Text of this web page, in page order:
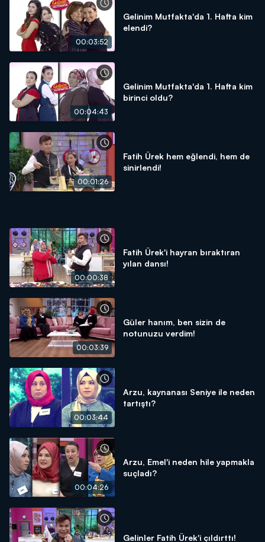
00:03:52
Gelinim Mutfakta'da 1. Hafta kim
elendi?
00:04:43
Gelinim Mutfakta'da 1. Hafta kim
birinci oldu?
00:01:26
Fatih Ürek hem eğlendi, hem de
sinirlendi!
00:00:38
Fatih Ürek'i hayran bıraktıran
yılan dansı!
00:03:39
Güler hanım, ben sizin de
notunuzu verdim!
00:03:44
Arzu, kaynanası Seniye ile neden
tartıştı?
00:04:26
Arzu, Emel'i neden hile yapmakla
suçladı?
Gelinler Fatih Ürek'i çıldırttı!